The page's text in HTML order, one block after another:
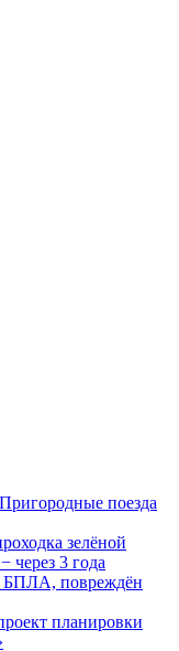
поезда
зелёной
через 3 года
БПЛА, повреждён
планировки